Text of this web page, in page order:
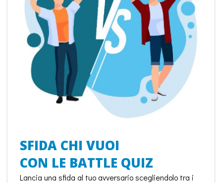
SFIDA CHI VUOI
CON LE BATTLE QUIZ
Lancia una sfida al tuo avversario scegliendolo tra i